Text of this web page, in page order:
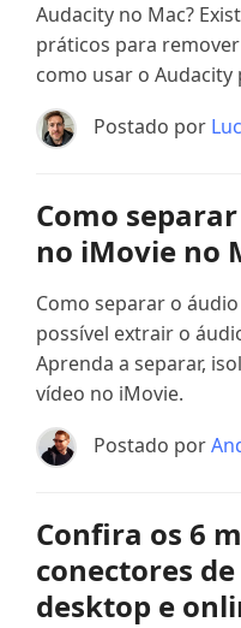
Audacity no Mac?
práticos para
como usar o Audacity
Postado por
Como
no iMovie no
Como separar o
possível extrair o
Aprenda a separar,
vídeo no iMovie.
Postado por
Confira os 6
conectores
desktop e